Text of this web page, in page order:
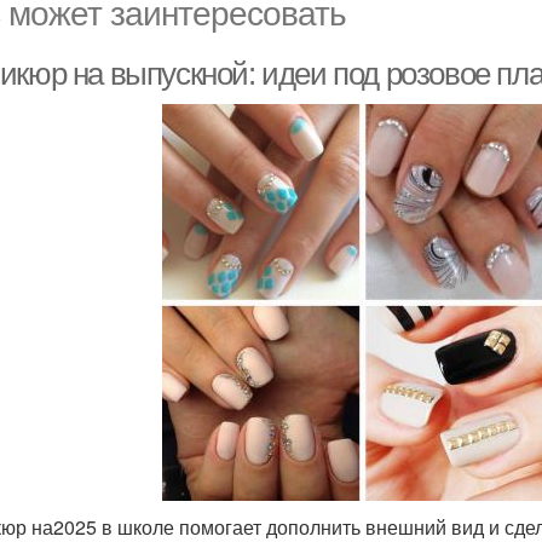
заинтересовать
на выпускной: идеи под розовое
на2025 в школе помогает дополнить внешний вид и